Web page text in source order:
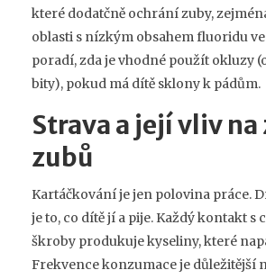
které dodatčně ochrání zuby,
oblasti s nízkým obsahem fluoridu ve
poradí, zda je vhodné použít okluzy
bity), pokud má dítě sklony k pádům.
Strava a její vliv
zubů
Kartáčkování je jen polovina práce.
je to, co dítě jí a pije. Každý kontakt s
škroby produkuje kyseliny, které
Frekvence konzumace je důležitější